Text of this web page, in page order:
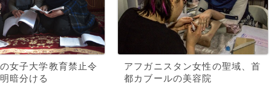
女子大学教育禁止令
暗分ける
アフガニスタン女性の聖域、首
都カブールの美容院